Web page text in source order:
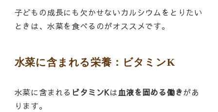
子どもの成長にも欠かせないカルシウムをとりたい
ときは、水菜を食べるのがオススメです。
水菜に含まれる栄養：ビタミンK
水菜に含まれる ビタミンKは血液を固める働きがあ
ります。